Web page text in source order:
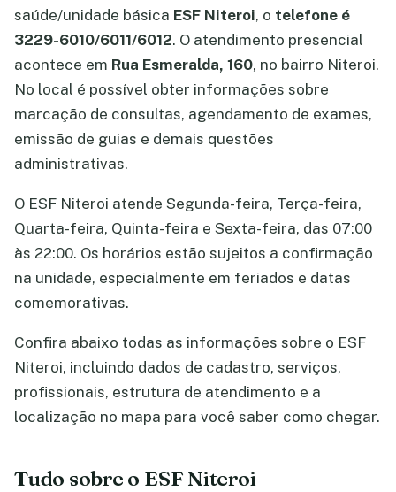
saúde/unidade básica ESF Niteroi, o telefone é
3229-6010/6011/6012. O atendimento presencial
acontece em Rua Esmeralda, 160, no bairro Niteroi.
No local é possível obter informações sobre
marcação de consultas, agendamento de exames,
emissão de guias e demais questões
administrativas.
O ESF Niteroi atende Segunda-feira, Terça-feira,
Quarta-feira, Quinta-feira e Sexta-feira, das 07:00
às 22:00. Os horários estão sujeitos a confirmação
na unidade, especialmente em feriados e datas
comemorativas.
Confira abaixo todas as informações sobre o ESF
Niteroi, incluindo dados de cadastro, serviços,
profissionais, estrutura de atendimento e a
localização no mapa para você saber como chegar.
Tudo sobre o ESF Niteroi